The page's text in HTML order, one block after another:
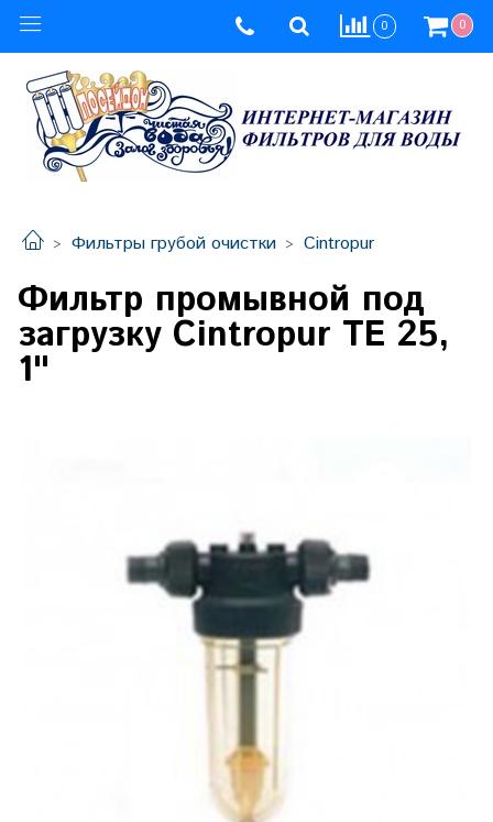
0 0
Фильтры грубой очистки Cintropur
Фильтр промывной под
загрузку Cintropur TE 25,
1"